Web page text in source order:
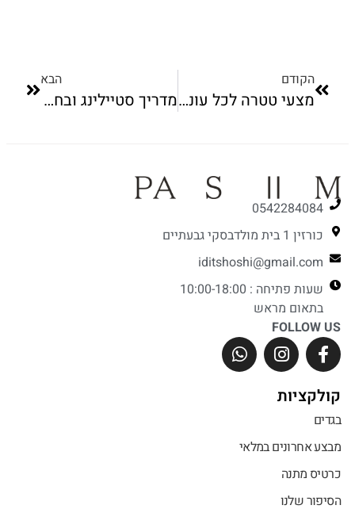
הקודם
מצעי טטרה לכל עונות השנה: המדריך המלא של Pasiim לאווריריות ונוחות מתמשכת
הבא
מדריך סטיילינג ובחירת בגדים: הדרך למלתחה חכמה, איכותית ומחמיאה עם Pasiim
0542284084
כורזין 1 בית מולדבסקי גבעתיים
iditshoshi@gmail.com
שעות פתיחה : 10:00-18:00
בתאום מראש
FOLLOW US
קולקציות
בגדים
מבצע אחרונים במלאי
כרטיס מתנה
הסיפור שלנו